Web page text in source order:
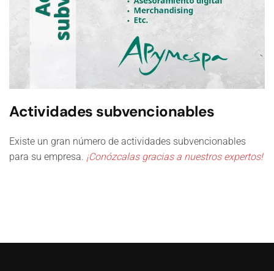
Actividades subvencionables
Existe un gran número de actividades subvencionables
para su empresa. ¡Conózcalas gracias a nuestros expertos!